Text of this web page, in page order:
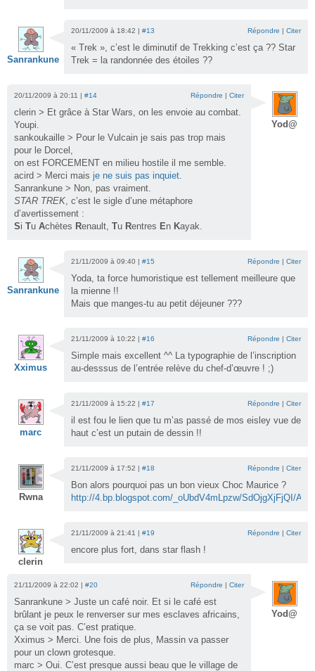
Sanrankune
20/11/2009 à 18:42 | #13 Répondre | Citer
« Trek », c’est le diminutif de Trekking c’est ça ?? Star
Trek = la randonnée des étoiles ??
Yod@
20/11/2009 à 20:11 | #14 Répondre | Citer
clerin > Et grâce à Star Wars, on les envoie au combat.
Youpi.
sankoukaille > Pour le Vulcain je sais pas trop mais
pour le Dorcel,
on est FORCEMENT en milieu hostile il me semble.
acird > Merci mais je ne suis pas inquiet
Sanrankune > Non, pas vraiment.
STAR TREK , c’est le sigle d’une métaphore
d’avertissement :
Si Tu Achètes Renault, Tu Rentres En Kayak.
Sanrankune
21/11/2009 à 09:40 | #15 Répondre | Citer
Yoda, ta force humoristique est tellement meilleure que
la mienne !!
Mais que manges-tu au petit déjeuner ???
Xximus
21/11/2009 à 10:22 | #16 Répondre | Citer
Simple mais excellent ^^ La typographie de l’inscription
au-desssus de l’entrée relève du chef-d’œuvre ! ;)
marc
21/11/2009 à 15:22 | #17 Répondre | Citer
il est fou le lien que tu m’as passé de mos eisley vue de
haut c’est un putain de dessin !!
Rwna
21/11/2009 à 17:52 | #18 Répondre | Citer
Bon alors pourquoi pas un bon vieux Choc Maurice ?
http://4.bp.blogspot.com/_oUbdV4mLpzw/SdOjgXjFjQI/
clerin
21/11/2009 à 21:41 | #19 Répondre | Citer
encore plus fort, dans star flash !
Yod@
21/11/2009 à 22:02 | #20 Répondre | Citer
Sanrankune > Juste un café noir. Et si le café est
brûlant je peux le renverser sur mes esclaves africains,
ça se voit pas. C’est pratique.
Xximus > Merci. Une fois de plus, Massin va passer
pour un clown grotesque.
marc > Oui. C’est presque aussi beau que le village de